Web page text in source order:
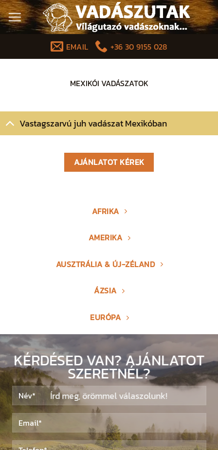
Skip
to
content
EMAIL
+36 30 9155 028
MEXIKÓI VADÁSZATOK
Vastagszarvú juh vadászat Mexikóban
AJÁNLATOT KÉREK
AFRIKA
AMERIKA
AUSZTRÁLIA & ÚJ-ZÉLAND
ÁZSIA
EURÓPA
KÉRDÉSED VAN? AJÁNLATOT
SZERETNÉL?
Írd meg, örömmel válaszolunk!